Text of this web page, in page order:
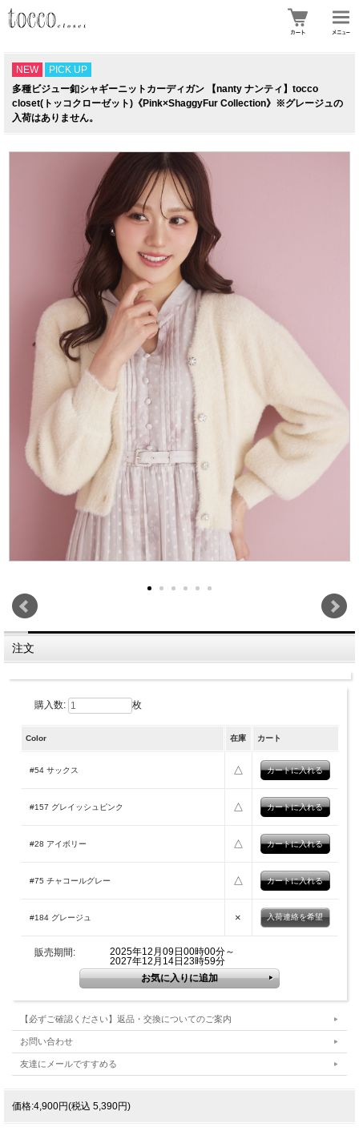
NEW
PICK UP
多種ビジュー釦シャギーニットカーディガン 【nanty ナンティ】tocco
closet(トッコクローゼット)《Pink×ShaggyFur Collection》※グレージュの
入荷はありません。
注文
購入数: 枚
Color 在庫 カート
#54 サックス △
#157 グレイッシュピンク △
#28 アイボリー △
#75 チャコールグレー △
#184 グレージュ × 入荷連絡を希望
販売期間:
2025年12月09日00時00分～
2027年12月14日23時59分
【必ずご確認ください】返品・交換についてのご案内
お問い合わせ
友達にメールですすめる
価格:4,900円(税込 5,390円)